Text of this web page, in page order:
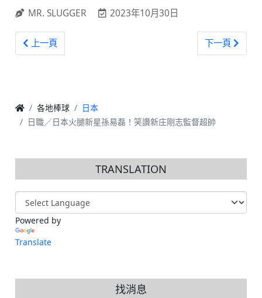
MR. SLUGGER
2023年10月30日
上一篇文章: 日職／吳念庭離開西武獅 預計返台打球
上一頁 下一篇文章:
下一頁
各地棒球
日本
日職／日本火腿新星孫易磊！笑讚新庄剛志監督超帥
TRANSLATION
Powered by
Translate
找消息